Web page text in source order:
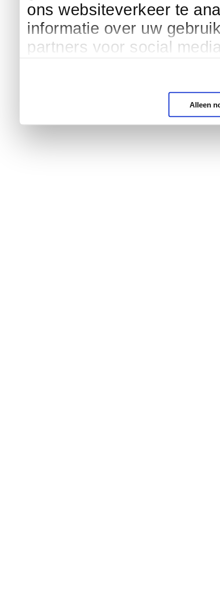
ons websiteverkeer te
informatie over uw
partners voor social
Alleen